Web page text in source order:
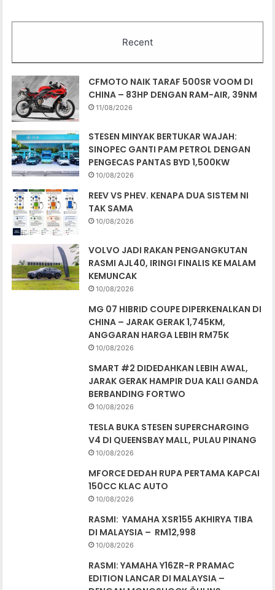
Recent
CFMOTO NAIK TARAF 500SR VOOM DI
CHINA – 83HP DENGAN RAM-AIR, 39NM
11/08/2026
STESEN MINYAK BERTUKAR WAJAH:
SINOPEC GANTI PAM PETROL DENGAN
PENGECAS PANTAS BYD 1,500KW
10/08/2026
REEV VS PHEV. KENAPA DUA SISTEM NI
TAK SAMA
10/08/2026
VOLVO JADI RAKAN PENGANGKUTAN
RASMI AJL40, IRINGI FINALIS KE MALAM
KEMUNCAK
10/08/2026
MG 07 HIBRID COUPE DIPERKENALKAN DI
CHINA – JARAK GERAK 1,745KM,
ANGGARAN HARGA LEBIH RM75K
10/08/2026
SMART #2 DIDEDAHKAN LEBIH AWAL,
JARAK GERAK HAMPIR DUA KALI GANDA
BERBANDING FORTWO
10/08/2026
TESLA BUKA STESEN SUPERCHARGING
V4 DI QUEENSBAY MALL, PULAU PINANG
10/08/2026
MFORCE DEDAH RUPA PERTAMA KAPCAI
150CC KLAC AUTO
10/08/2026
RASMI: YAMAHA XSR155 AKHIRYA TIBA
DI MALAYSIA – RM12,998
10/08/2026
RASMI: YAMAHA Y16ZR-R PRAMAC
EDITION LANCAR DI MALAYSIA –